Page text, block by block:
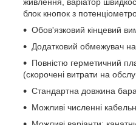
живлення, варіатор
блок кнопок з
Обов'язковий кінцевий
Додатковий обмежувач
Повністю герметичний
(скорочені витрати на
Стандартна довжина
Можливі численні